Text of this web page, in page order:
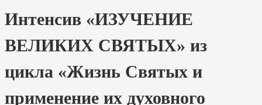
Интенсив «ИЗУЧЕНИЕ
ВЕЛИКИХ СВЯТЫХ» из
цикла «Жизнь Святых и
применение их духовного